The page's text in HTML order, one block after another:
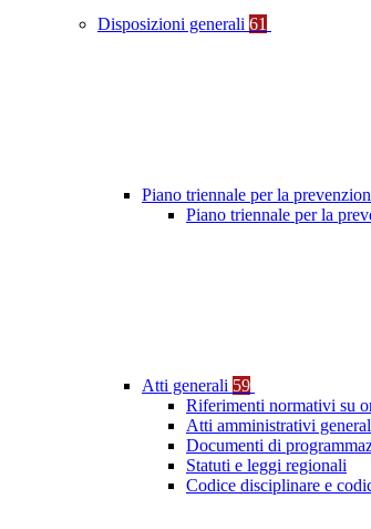
Disposizioni generali 61
Piano triennale per la
Piano triennale per la
Atti generali 59
Riferimenti normativi su
Atti amministrativi
Documenti di
Statuti e leggi regionali
Codice disciplinare e